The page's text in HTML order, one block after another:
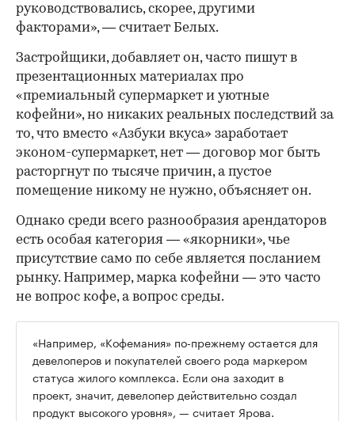
руководствовались, скорее, другими
факторами», — считает Белых.
Застройщики, добавляет он, часто пишут в
презентационных материалах про
«премиальный супермаркет и уютные
кофейни», но никаких реальных последствий за
то, что вместо «Азбуки вкуса» заработает
эконом-супермаркет, нет — договор мог быть
расторгнут по тысяче причин, а пустое
помещение никому не нужно, объясняет он.
Однако среди всего разнообразия арендаторов
есть особая категория — «якорники», чье
присутствие само по себе является посланием
рынку. Например, марка кофейни — это часто
не вопрос кофе, а вопрос среды.
«Например, «Кофемания» по-прежнему остается для
девелоперов и покупателей своего рода маркером
статуса жилого комплекса. Если она заходит в
проект, значит, девелопер действительно создал
продукт высокого уровня», — считает Ярова.